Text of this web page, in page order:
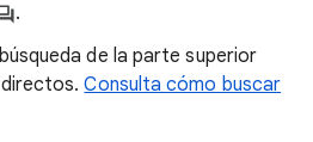
.
de la parte superior
directos.Consulta cómo buscar